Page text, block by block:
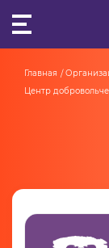
Главная
Центр